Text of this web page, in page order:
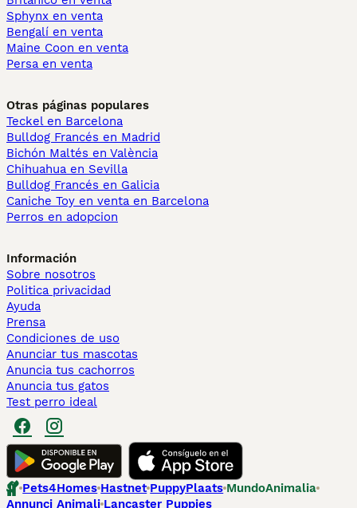
Sphynx en venta
Bengalí en venta
Maine Coon en venta
Persa en venta
Otras páginas populares
Teckel en Barcelona
Bulldog Francés en Madrid
Bichón Maltés en València
Chihuahua en Sevilla
Bulldog Francés en Galicia
Caniche Toy en venta en Barcelona
Perros en adopcion
Información
Sobre nosotros
Politica privacidad
Ayuda
Prensa
Condiciones de uso
Anunciar tus mascotas
Anuncia tus cachorros
Anuncia tus gatos
Test perro ideal
Pets4Homes Hastnet PuppyPlaats MundoAnimalia
Annunci Animali Lancaster Puppies